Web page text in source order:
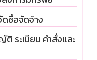
ซื้อจัดจ้าง
ระเบียบ คำสั่งและ